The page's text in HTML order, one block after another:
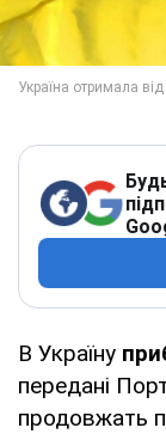
В Україну
передані
продовжать